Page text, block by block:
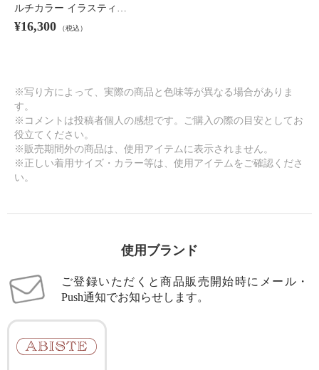
ルチカラー イラスティ…
¥16,300 （税込）
※写り方によって、実際の商品と色味等が異なる場合がありま
す。
※コメントは投稿者個人の感想です。ご購入の際の目安としてお
役立てください。
※販売期間外の商品は、使用アイテムに表示されません。
※正しい着用サイズ・カラー等は、使用アイテムをご確認くださ
い。
使用ブランド
ご登録いただくと商品販売開始時にメール・
Push通知でお知らせします。